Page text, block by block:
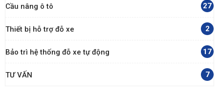
Cầu nâng ô tô 27
Thiết bị hỗ trợ đỗ xe 2
Bảo trì hệ thống đỗ xe tự động 17
TƯ VẤN 7